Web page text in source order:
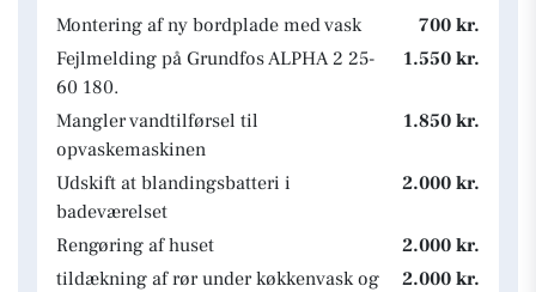
Montering af ny bordplade med vask
700 kr.
Fejlmelding på Grundfos ALPHA 2 25-
60 180.
1.550 kr.
Mangler vandtilførsel til
opvaskemaskinen
1.850 kr.
Udskift at blandingsbatteri i
badeværelset
2.000 kr.
Rengøring af huset
2.000 kr.
tildækning af rør under køkkenvask og
2.000 kr.